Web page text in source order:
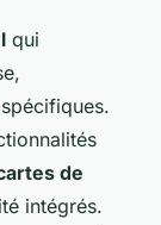
qui
de
intégrés.